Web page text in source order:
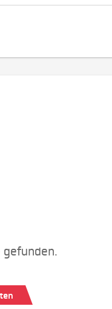
gefunden.